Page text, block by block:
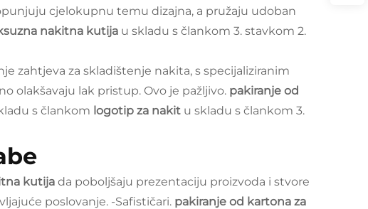
cjelokupnu temu dizajna, a pružaju udoban
nakitna kutija u skladu s člankom 3. stavkom 2.
zahtjeva za skladištenje nakita, s specijaliziranim
olakšavaju lak pristup. Ovo je pažljivo. pakiranje od
s člankom logotip za nakit u skladu s člankom 3.
kutija da poboljšaju prezentaciju proizvoda i stvore
poslovanje. -Safističari. pakiranje od kartona za